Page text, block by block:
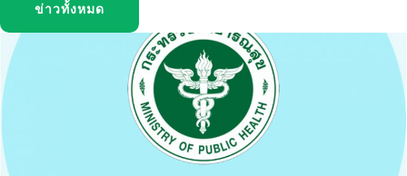
ข่าวทั้งหมด